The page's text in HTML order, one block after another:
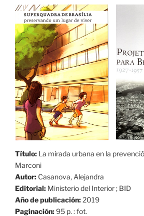
Título: La mirada urbana en la
Marconi
Autor: Casanova, Alejandra
Editorial: Ministerio del Interior ; BID
Año de publicación:2019
Paginación:95 p. : fot.